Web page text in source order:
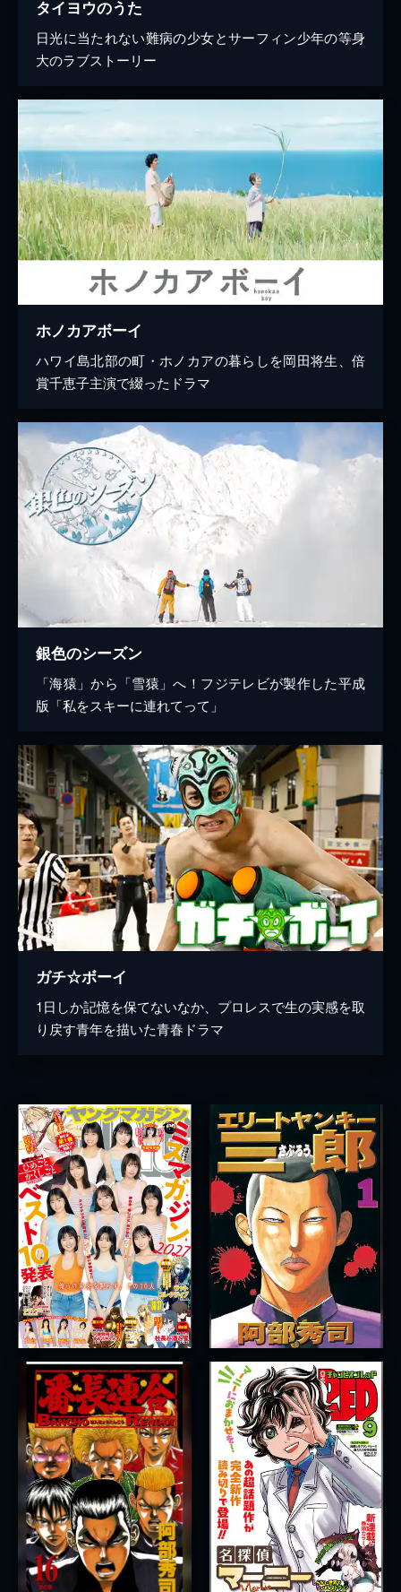
タイヨウのうた
日光に当たれない難病の少女とサーフィン少年の等身
大のラブストーリー
ホノカアボーイ
ハワイ島北部の町・ホノカアの暮らしを岡田将生、倍
賞千恵子主演で綴ったドラマ
銀色のシーズン
「海猿」から「雪猿」へ！フジテレビが製作した平成
版「私をスキーに連れてって」
ガチ☆ボーイ
1日しか記憶を保てないなか、プロレスで生の実感を取
り戻す青年を描いた青春ドラマ